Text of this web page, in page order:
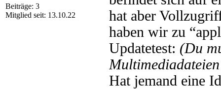
Beiträge: 3
Mitglied seit: 13.10.22
hat aber
haben wir zu
Updatetest: (Du
Hat jemand eine